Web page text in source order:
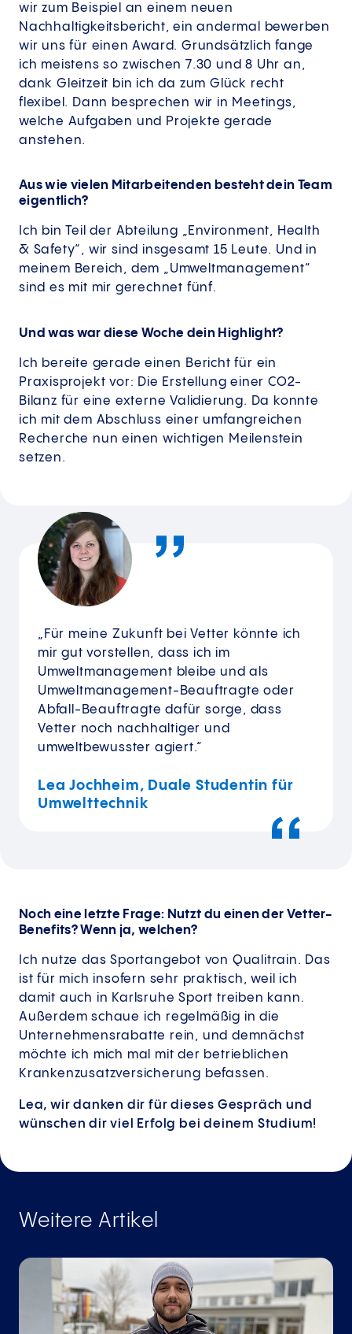
wir zum Beispiel an einem neuen
Nachhaltigkeitsbericht, ein andermal bewerben
wir uns für einen Award. Grundsätzlich fange
ich meistens so zwischen 7.30 und 8 Uhr an,
dank Gleitzeit bin ich da zum Glück recht
flexibel. Dann besprechen wir in Meetings,
welche Aufgaben und Projekte gerade
anstehen.
Aus wie vielen Mitarbeitenden besteht dein Team
eigentlich?
Ich bin Teil der Abteilung „Environment, Health
& Safety“, wir sind insgesamt 15 Leute. Und in
meinem Bereich, dem „Umweltmanagement“
sind es mit mir gerechnet fünf.
Und was war diese Woche dein Highlight?
Ich bereite gerade einen Bericht für ein
Praxisprojekt vor: Die Erstellung einer CO2-
Bilanz für eine externe Validierung. Da konnte
ich mit dem Abschluss einer umfangreichen
Recherche nun einen wichtigen Meilenstein
setzen.
„Für meine Zukunft bei Vetter könnte ich
mir gut vorstellen, dass ich im
Umweltmanagement bleibe und als
Umweltmanagement-Beauftragte oder
Abfall-Beauftragte dafür sorge, dass
Vetter noch nachhaltiger und
umweltbewusster agiert.“
Lea Jochheim, Duale Studentin für
Umwelttechnik
Noch eine letzte Frage: Nutzt du einen der Vetter-
Benefits? Wenn ja, welchen?
Ich nutze das Sportangebot von Qualitrain. Das
ist für mich insofern sehr praktisch, weil ich
damit auch in Karlsruhe Sport treiben kann.
Außerdem schaue ich regelmäßig in die
Unternehmensrabatte rein, und demnächst
möchte ich mich mal mit der betrieblichen
Krankenzusatzversicherung befassen.
Lea, wir danken dir für dieses Gespräch und
wünschen dir viel Erfolg bei deinem Studium!
Weitere Artikel